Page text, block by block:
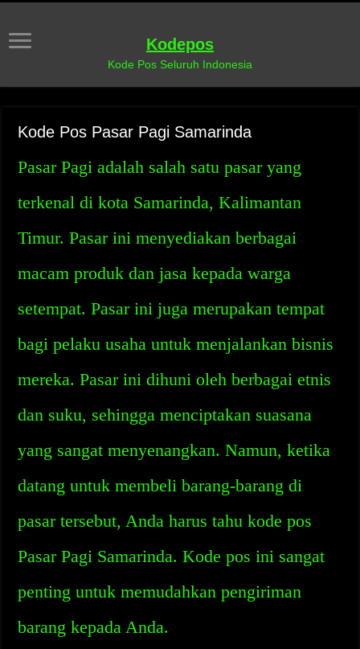
Kodepos
Kode Pos Seluruh Indonesia
Kode Pos Pasar Pagi Samarinda
Pasar Pagi adalah salah satu pasar yang
terkenal di kota Samarinda, Kalimantan
Timur. Pasar ini menyediakan berbagai
macam produk dan jasa kepada warga
setempat. Pasar ini juga merupakan tempat
bagi pelaku usaha untuk menjalankan bisnis
mereka. Pasar ini dihuni oleh berbagai etnis
dan suku, sehingga menciptakan suasana
yang sangat menyenangkan. Namun, ketika
datang untuk membeli barang-barang di
pasar tersebut, Anda harus tahu kode pos
Pasar Pagi Samarinda. Kode pos ini sangat
penting untuk memudahkan pengiriman
barang kepada Anda.